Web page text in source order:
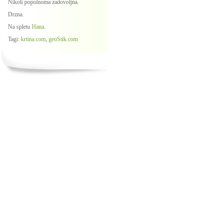
Nikoli popolnoma zadovoljna.
Drzna.
Na spletu Hana.
Tagi: krtina.com, geoStik.com